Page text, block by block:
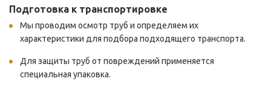
Подготовка к транспортировке
Мы проводим осмотр труб и определяем их
характеристики для подбора подходящего транспорта.
Для защиты труб от повреждений применяется
специальная упаковка.